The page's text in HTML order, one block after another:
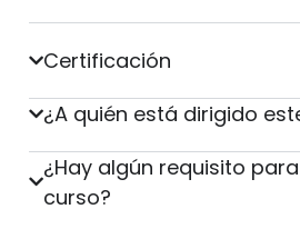
Certificación
¿A quién está dirigido
¿Hay algún requisito
curso?